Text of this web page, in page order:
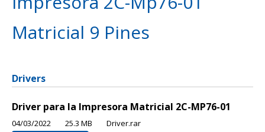
Matricial 9 Pines
Drivers
Driver para la Impresora Matricial 2C-MP76-01
04/03/2022 25.3 MB Driver.rar